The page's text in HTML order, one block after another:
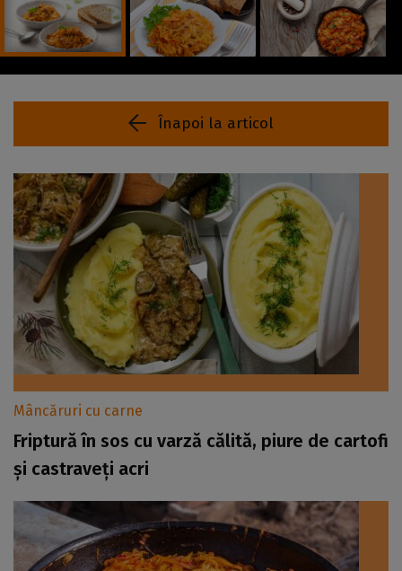
Înapoi la articol
Mâncăruri cu carne
Friptură în sos cu varză călită, piure de cartofi
și castraveți acri